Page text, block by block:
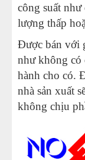
công suất
lượng thấp
Được bán với
như không có
hành cho có.
nhà sản xuất
không chịu